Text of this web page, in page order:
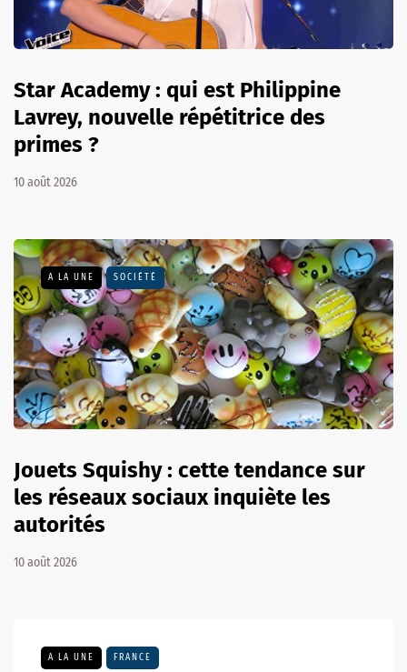
Star Academy : qui est Philippine
Lavrey, nouvelle répétitrice des
primes ?
10 août 2026
A LA UNE SOCIÉTÉ
Jouets Squishy : cette tendance sur
les réseaux sociaux inquiète les
autorités
10 août 2026
A LA UNE FRANCE